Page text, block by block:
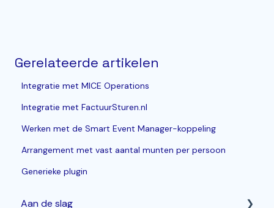
Gerelateerde artikelen
Integratie met MICE Operations
Integratie met FactuurSturen.nl
Werken met de Smart Event Manager-koppeling
Arrangement met vast aantal munten per persoon
Generieke plugin
Aan de slag